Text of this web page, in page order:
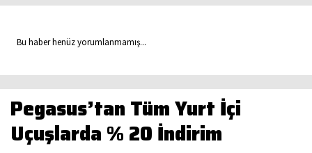
Bu haber henüz yorumlanmamış...
Pegasus’tan Tüm Yurt İçi
Uçuşlarda % 20 İndirim